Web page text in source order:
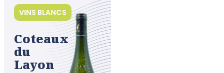
VINS BLANCS
Coteaux
du
Layon